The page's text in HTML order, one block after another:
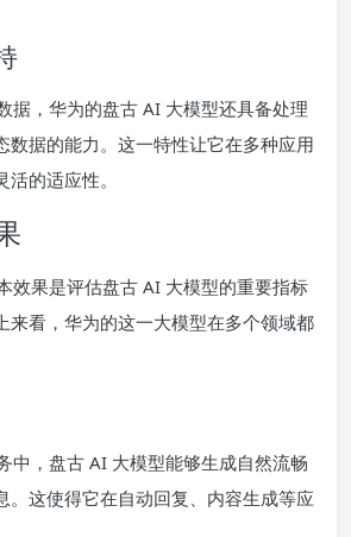
据，华为的盘古 AI 大模型还具备处理
数据的能力。这一特性让它在多种应用
的适应性。
效果是评估盘古 AI 大模型的重要指标
来看，华为的这一大模型在多个领域都
中，盘古 AI 大模型能够生成自然流畅
。这使得它在自动回复、内容生成等应